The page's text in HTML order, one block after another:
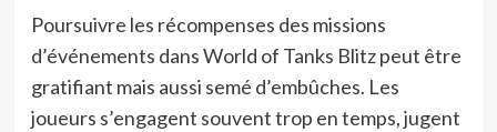
Poursuivre les récompenses des missions
d’événements dans World of Tanks Blitz peut être
gratifiant mais aussi semé d’embûches. Les
joueurs s’engagent souvent trop en temps, jugent